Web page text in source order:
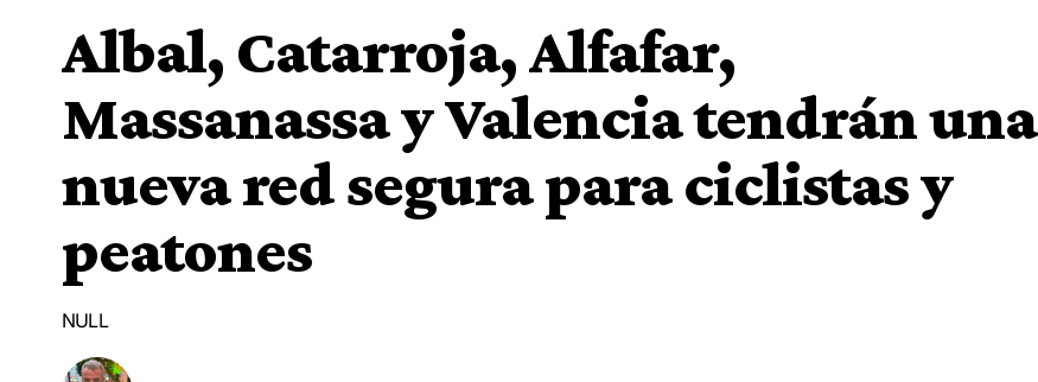
Albal, Catarroja, Alfafar,
Massanassa y Valencia tendrán una
nueva red segura para ciclistas y
peatones
NULL